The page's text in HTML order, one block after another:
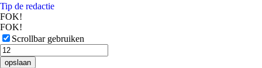
Tip de redactie
FOK!
FOK!
Scrollbar gebruiken
opslaan